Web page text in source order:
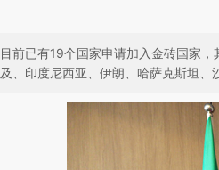
目前已有19个国家申请加入金砖国家
及、印度尼西亚、伊朗、哈萨克斯坦、